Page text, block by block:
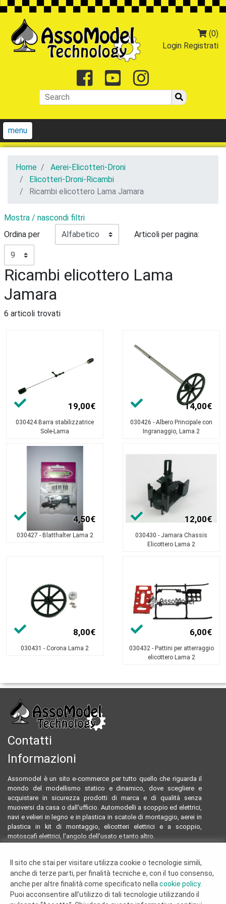
Il sito che stai per visitare utilizza cookie o tecnologie simili,
anche di terze parti, per finalità tecniche e, con il tuo consenso,
anche per altre finalità come specificato nella cookie policy.
Puoi acconsentire all’utilizzo di tali tecnologie utilizzando il
(0)
Login Registrati
Facebook
Youtube
menu
Home
Aerei-Elicotteri-Droni
Elicotteri-Droni-Ricambi
Ricambi elicottero Lama Jamara
Mostra / nascondi filtri
Ordina per
Articoli per pagina:
Ricambi elicottero Lama
Jamara
6 articoli trovati
19,00€
030424 Barra stabilizzatrice
Sole-Lama
14,00€
030426 - Albero Principale con
Ingranaggio, Lama 2
4,50€
030427 - Blatthalter Lama 2
12,00€
030430 - Jamara Chassis
Elicottero Lama 2
8,00€
030431 - Corona Lama 2
6,00€
030432 - Pattini per atterraggio
elicottero Lama 2
Contatti
Informazioni
Assomodel è un sito e-commerce per tutto quello che riguarda il
mondo del modellismo statico e dinamico, dove scegliere e
acquistare in sicurezza prodotti di marca e di qualità senza
muoversi da casa o dall'ufficio. Automodelli a scoppio ed elettrici,
navi e velieri in legno e in plastica in scatole di montaggio, aerei in
plastica in kit di montaggio, elicotteri elettrici e a scoppio,
motoscafi elettrici, l'angolo dell'usato e tanto altro.
Tel:0922804761 - 3293096230
Termini e condizioni
Dove siamo
Chi siamo